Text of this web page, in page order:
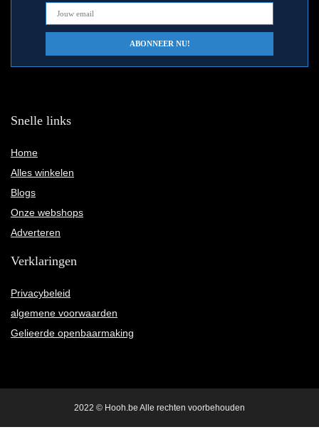
Snelle links
Home
Alles winkelen
Blogs
Onze webshops
Adverteren
Verklaringen
Privacybeleid
algemene voorwaarden
Gelieerde openbaarmaking
2022 © Hooh.be Alle rechten voorbehouden